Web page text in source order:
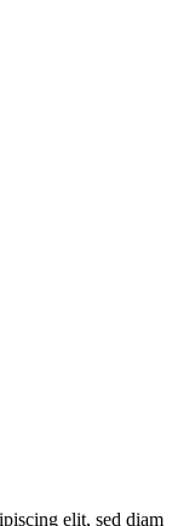
elit, sed diam